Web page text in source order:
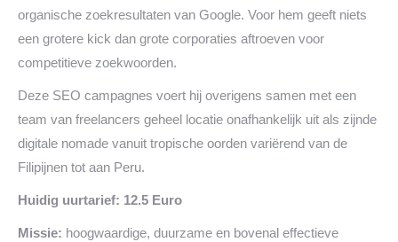
organische zoekresultaten van Google. Voor hem geeft niets
een grotere kick dan grote corporaties aftroeven voor
competitieve zoekwoorden.
Deze SEO campagnes voert hij overigens samen met een
team van freelancers geheel locatie onafhankelijk uit als zijnde
digitale nomade vanuit tropische oorden variërend van de
Filipijnen tot aan Peru.
Huidig uurtarief: 12.5 Euro
Missie: hoogwaardige, duurzame en bovenal effectieve